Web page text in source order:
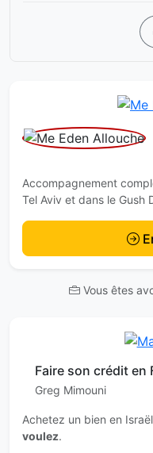
Accompagnement
Tel Aviv et dans le Gush
Vous êtes
Faire son crédit en
Greg Mimouni
Achetez un bien en
voulez.